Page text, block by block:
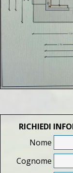
RICHIEDI
Nome
Cognome